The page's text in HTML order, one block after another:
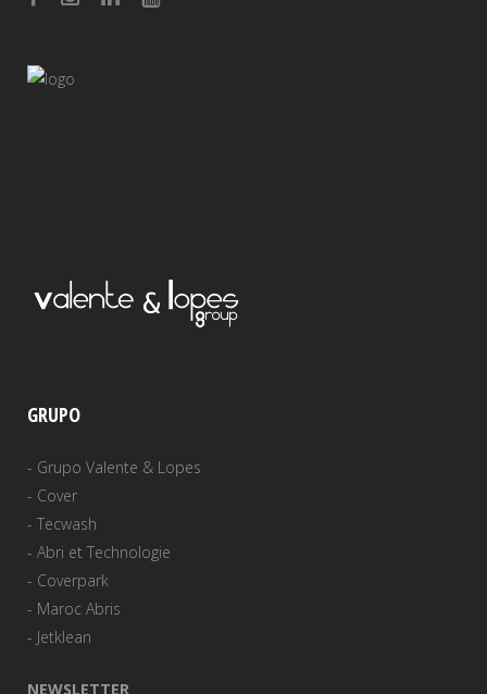
GRUPO
- Grupo Valente & Lopes
- Cover
- Tecwash
- Abri et Technologie
- Coverpark
- Maroc Abris
- Jetklean
NEWSLETTER